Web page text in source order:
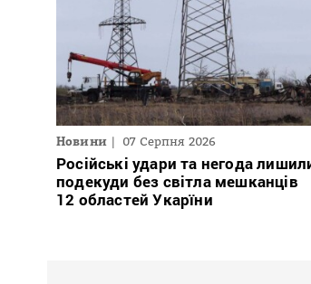
Новини 07 Серпня 2026
Російські удари та негода
подекуди без світла мешканців
12 областей Укарїни